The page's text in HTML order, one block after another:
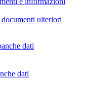
ulteriori
dati
dati